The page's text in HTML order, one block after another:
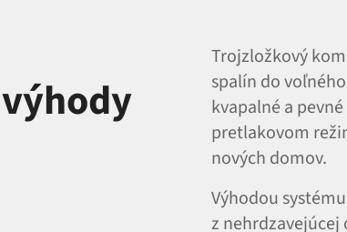
Trojzložkový
spalín do
kvapalné a
pretlakovom
nových domov.
Výhodou
z